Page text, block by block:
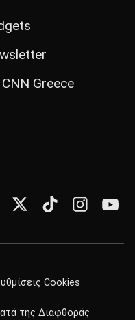
Greece
Cookies
της Διαφθοράς